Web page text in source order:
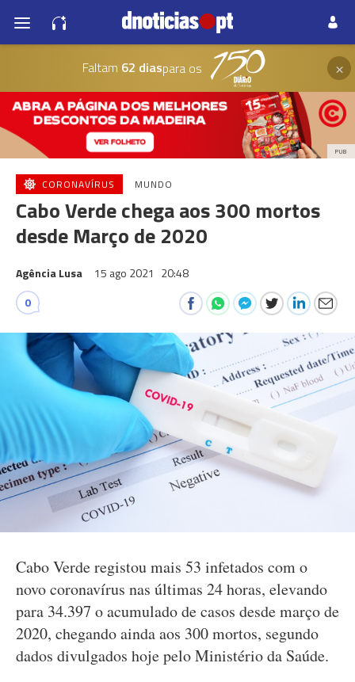
Faltam 62 diaspara os ×
PUB
CORONAVÍRUS MUNDO
Cabo Verde chega aos 300 mortos
desde Março de 2020
Agência Lusa 15 ago 2021 20:48
0
Cabo Verde registou mais 53 infetados com o
novo coronavírus nas últimas 24 horas, elevando
para 34.397 o acumulado de casos desde março de
2020, chegando ainda aos 300 mortos, segundo
dados divulgados hoje pelo Ministério da Saúde.